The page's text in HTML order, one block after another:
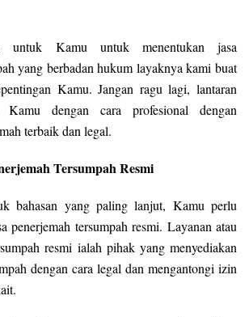
untuk Kamu untuk menentukan jasa
yang berbadan hukum layaknya kami buat
Kamu. Jangan ragu lagi, lantaran
dengan cara profesional dengan
terbaik dan legal.
Tersumpah Resmi
bahasan yang paling lanjut, Kamu perlu
penerjemah tersumpah resmi. Layanan atau
resmi ialah pihak yang menyediakan
dengan cara legal dan mengantongi izin